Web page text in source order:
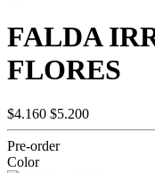
FALDA
FLORES
$4.160 $5.200
Pre-order
Color